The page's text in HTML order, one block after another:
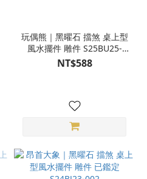
玩偶熊｜黑曜石 擋煞 桌上型
風水擺件 雕件 S25BU25-
001
NT$588